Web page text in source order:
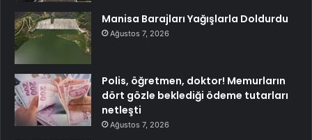
Manisa Barajları Yağışlarla Doldurdu
Ağustos 7, 2026
Polis, öğretmen, doktor! Memurların
dört gözle beklediği ödeme tutarları
netleşti
Ağustos 7, 2026